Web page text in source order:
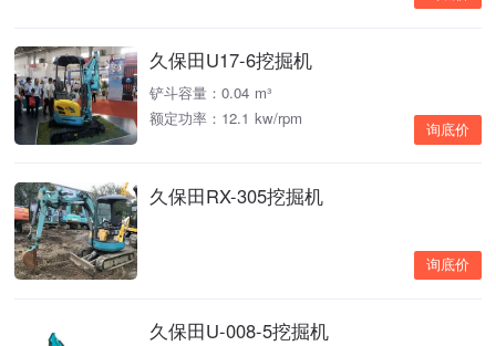
久保田U17-6挖掘机
铲斗容量：0.04 m³
额定功率：12.1 kw/rpm
询底价
久保田RX-305挖掘机
询底价
久保田U-008-5挖掘机